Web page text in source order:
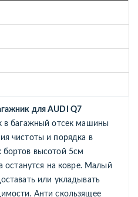
для AUDI Q7
в багажный отсек машины
чистоты и порядка в
бортов высотой 5см
останутся на ковре. Малый
или укладывать
Анти скользящее